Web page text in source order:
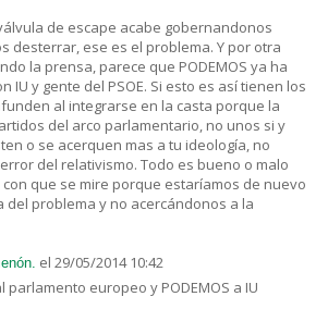
de escape acabe gobernandonos
desterrar, ese es el problema. Y por otra
la prensa, parece que PODEMOS ya ha
IU y gente del PSOE. Si esto es así tienen los
al integrarse en la casta porque la
del arco parlamentario, no unos si y
o se acerquen mas a tu ideología, no
del relativismo. Todo es bueno o malo
que se mire porque estaríamos de nuevo
del problema y no acercándonos a la
el 29/05/2014 10:42
europeo y PODEMOS a IU